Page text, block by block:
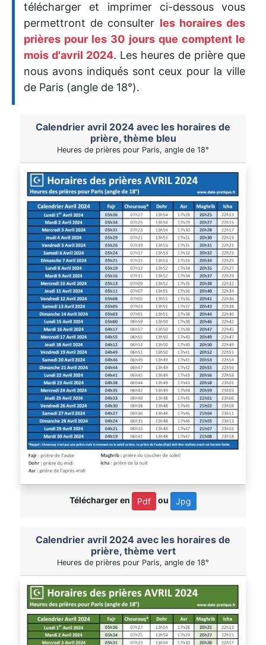
télécharger et imprimer ci-dessous vous
permettront de consulter les horaires des
prières pour les 30 jours que comptent le
mois d'avril 2024. Les heures de prière que
nous avons indiqués sont ceux pour la ville
de Paris (angle de 18°).
Calendrier avril 2024 avec les horaires de
prière, thème bleu
Heures de prières pour Paris, angle de 18°
Télécharger en Pdf ou Jpg
Calendrier avril 2024 avec les horaires de
prière, thème vert
Heures de prières pour Paris, angle de 18°